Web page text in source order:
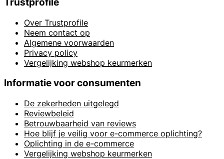
Trustprofile
Over Trustprofile
Neem contact op
Algemene voorwaarden
Privacy policy
Vergelijking webshop keurmerken
Informatie voor consumenten
De zekerheden uitgelegd
Reviewbeleid
Betrouwbaarheid van reviews
Hoe blijf je veilig voor e-commerce oplichting?
Oplichting in de e-commerce
Vergelijking webshop keurmerken